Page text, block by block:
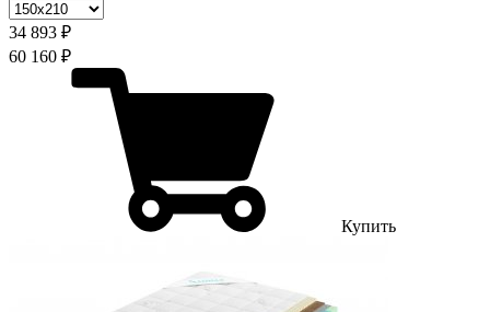
34 893 ₽
60 160 ₽
Купить